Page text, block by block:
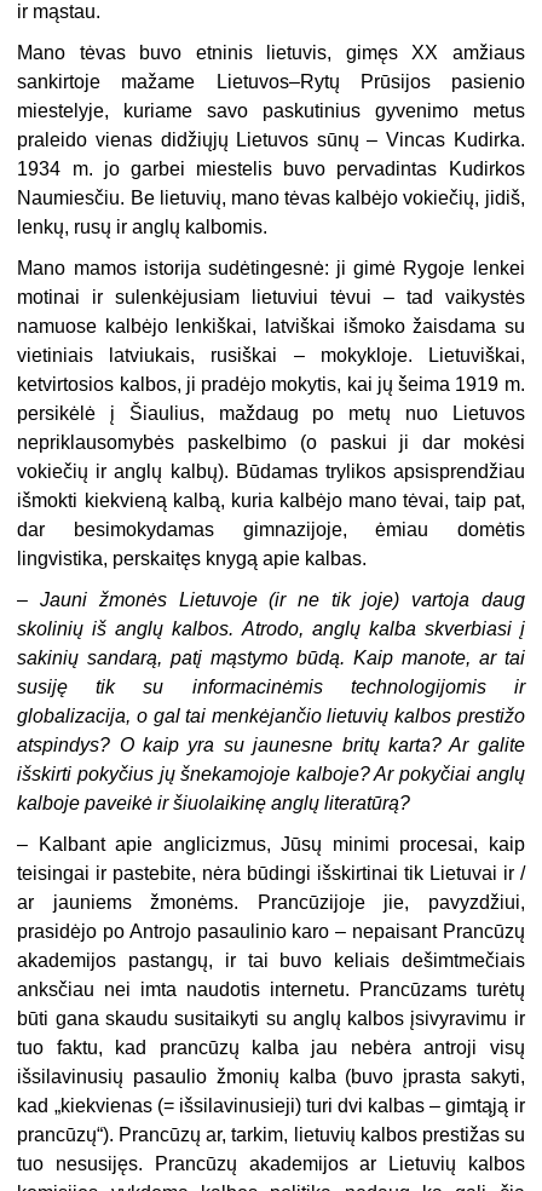
ir mąstau.
Mano tėvas buvo etninis lietuvis, gimęs XX amžiaus
sankirtoje mažame Lietuvos–Rytų Prūsijos pasienio
miestelyje, kuriame savo paskutinius gyvenimo metus
praleido vienas didžiųjų Lietuvos sūnų – Vincas Kudirka.
1934 m. jo garbei miestelis buvo pervadintas Kudirkos
Naumiesčiu. Be lietuvių, mano tėvas kalbėjo vokiečių, jidiš,
lenkų, rusų ir anglų kalbomis.
Mano mamos istorija sudėtingesnė: ji gimė Rygoje lenkei
motinai ir sulenkėjusiam lietuviui tėvui – tad vaikystės
namuose kalbėjo lenkiškai, latviškai išmoko žaisdama su
vietiniais latviukais, rusiškai – mokykloje. Lietuviškai,
ketvirtosios kalbos, ji pradėjo mokytis, kai jų šeima 1919 m.
persikėlė į Šiaulius, maždaug po metų nuo Lietuvos
nepriklausomybės paskelbimo (o paskui ji dar mokėsi
vokiečių ir anglų kalbų). Būdamas trylikos apsisprendžiau
išmokti kiekvieną kalbą, kuria kalbėjo mano tėvai, taip pat,
dar besimokydamas gimnazijoje, ėmiau domėtis
lingvistika, perskaitęs knygą apie kalbas.
–Jauni žmonės Lietuvoje (ir ne tik joje) vartoja daug
skolinių iš anglų kalbos. Atrodo, anglų kalba skverbiasi į
sakinių sandarą, patį mąstymo būdą. Kaip manote, ar tai
susiję tik su informacinėmis technologijomis ir
globalizacija, o gal tai menkėjančio lietuvių kalbos prestižo
atspindys? O kaip yra su jaunesne britų karta? Ar galite
išskirti pokyčius jų šnekamojoje kalboje? Ar pokyčiai anglų
kalboje paveikė ir šiuolaikinę anglų literatūrą?
–
Kalbant apie anglicizmus, Jūsų minimi procesai, kaip
teisingai ir pastebite, nėra būdingi išskirtinai tik Lietuvai ir /
ar jauniems žmonėms. Prancūzijoje jie, pavyzdžiui,
prasidėjo po Antrojo pasaulinio karo – nepaisant Prancūzų
akademijos pastangų, ir tai buvo keliais dešimtmečiais
anksčiau nei imta naudotis internetu. Prancūzams turėtų
būti gana skaudu susitaikyti su anglų kalbos įsivyravimu ir
tuo faktu, kad prancūzų kalba jau nebėra antroji visų
išsilavinusių pasaulio žmonių kalba (buvo įprasta sakyti,
kad „kiekvienas (= išsilavinusieji) turi dvi kalbas – gimtąją ir
prancūzų“). Prancūzų ar, tarkim, lietuvių kalbos prestižas su
tuo nesusijęs. Prancūzų akademijos ar Lietuvių kalbos